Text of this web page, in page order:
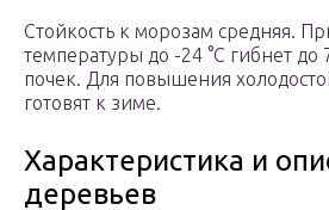
Стойкость к морозам средняя.
температуры до -24 °С гибнет до
почек. Для повышения
готовят к зиме.
Характеристика и
деревьев